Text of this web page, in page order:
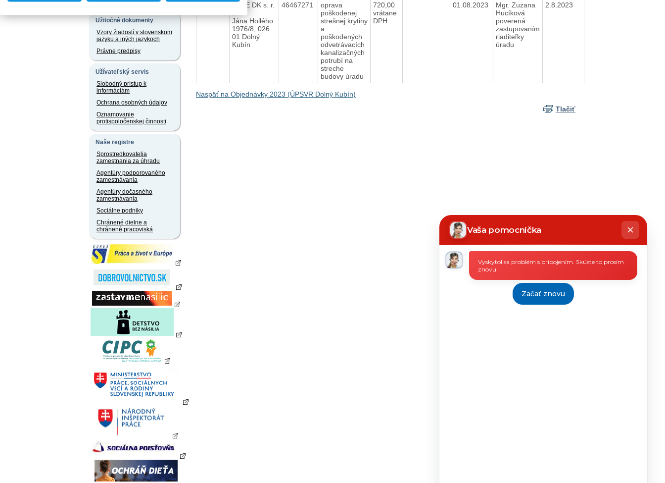
Užitočné dokumenty
Vzory žiadostí v slovenskom
jazyku a iných jazykoch
Právne predpisy
Užívateľský servis
Slobodný prístup k
informáciám
Ochrana osobných údajov
Oznamovanie
protispoločenskej činnosti
Naše registre
Sprostredkovatelia
zamestnania za úhradu
Agentúry podporovaného
zamestnávania
Agentúry dočasného
zamestnávania
Sociálne podniky
Chránené dielne a
chránené pracoviská
BAPE DK s. r.
Jána Hollého
1976/8, 026
01 Dolný
Kubín
46467271
oprava
poškodenej
strešnej krytiny
a
poškodených
odvetrávacích
kanalizačných
potrubí na
streche
budovy úradu
720,00
vrátane
DPH
01.08.2023
Mgr. Zuzana
Hucíková
poverená
zastupovaním
riaditeľky
úradu
2.8.2023
Naspäť na Objednávky 2023 (ÚPSVR Dolný Kubín)
Tlačiť
Vaša pomocníčka
Chatbot
píše
Vyskytol sa problém s pripojením. Skúste to prosím
znovu.
Začať znovu